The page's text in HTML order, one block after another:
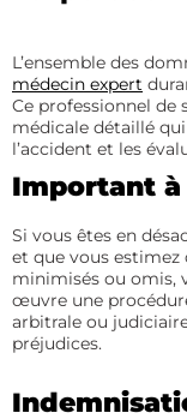
L’ensemble des
médecin expert
Ce professionnel de
médicale détaillé
l’accident et les
Important à
Si vous êtes en
et que vous
minimisés ou omis,
œuvre une
arbitrale ou
préjudices.